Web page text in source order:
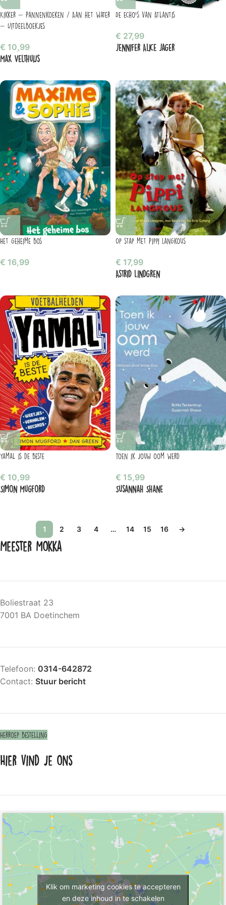
Kikker – Pannenkoeken / Aan het water
– Uitdeelboekjes
€ 10,99
Max Velthuijs
De echo’s van Atlantis
€ 27,99
Jennifer Alice Jager
Het geheime bos
€ 16,99
Op stap met Pippi Langkous
€ 17,99
Astrid Lindgren
Yamal is de beste
€ 10,99
Simon Mugford
Toen ik jouw oom werd
€ 15,99
Susannah Shane
1 2 3 4 … 14 15 16 →
Meester Mokka
Boliestraat 23
7001 BA Doetinchem
Telefoon: 0314-642872
Contact: Stuur bericht
Herroep bestelling
Hier vind je ons
Klik om marketing cookies te accepteren
en deze inhoud in te schakelen